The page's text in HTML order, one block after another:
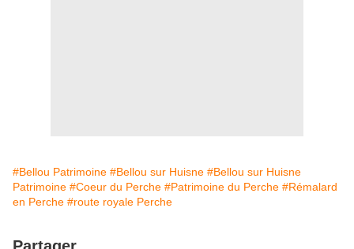
#Bellou Patrimoine #Bellou sur Huisne #Bellou sur Huisne
Patrimoine #Coeur du Perche #Patrimoine du Perche #Rémalard
en Perche #route royale Perche